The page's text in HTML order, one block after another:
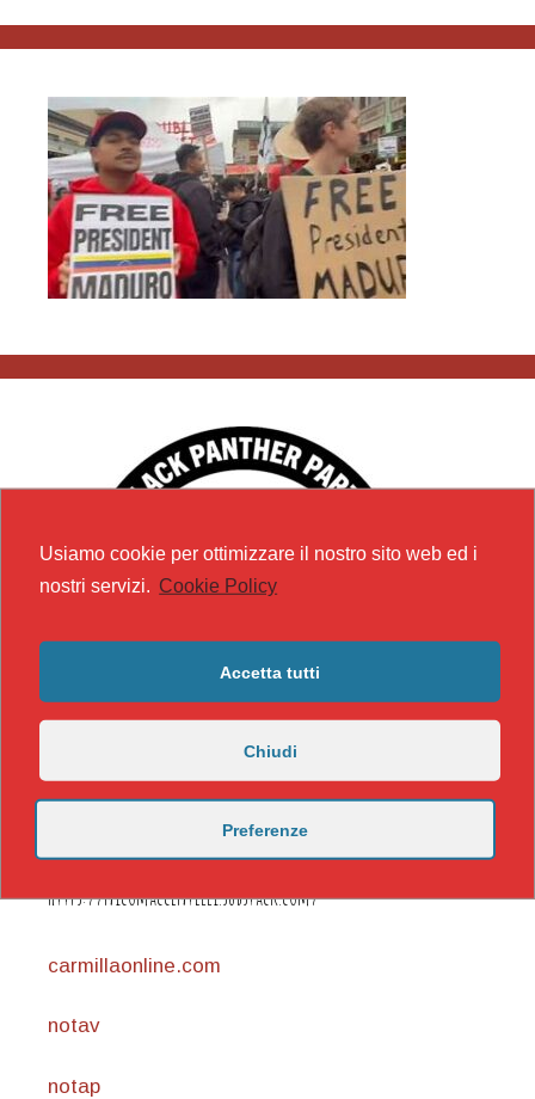
https://nicomaccentelli.substack.com/
carmillaonline.com
notav
notap
Usiamo cookie per ottimizzare il nostro sito web ed i
nostri servizi. Cookie Policy
Accetta tutti
Chiudi
Preferenze